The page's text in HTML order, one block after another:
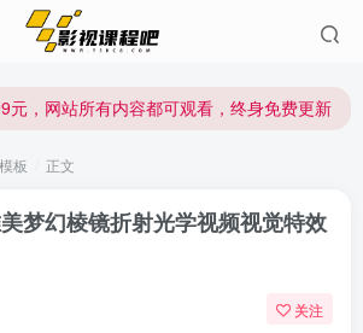
元，网站所有内容都可观看，终身免费更新
元，网站所有内容都可观看，终身免费更新
板 正文
梦幻棱镜折射光学视频视觉特效
关注